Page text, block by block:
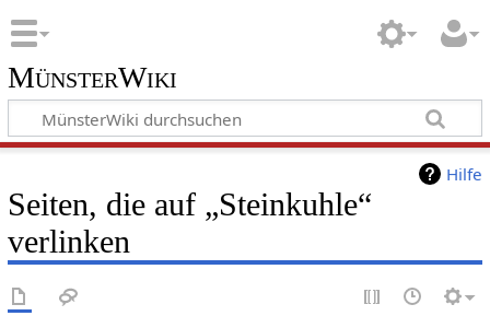
MünsterWiki
Hilfe
Seiten, die auf „Steinkuhle“
verlinken